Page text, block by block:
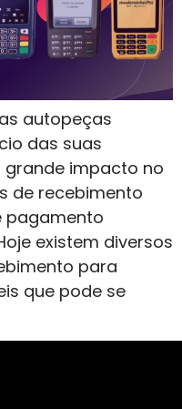
autopeças
das suas
impacto no
de recebimento
pagamento
existem diversos
para
que pode se